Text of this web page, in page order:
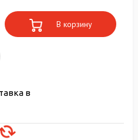
В корзину
в